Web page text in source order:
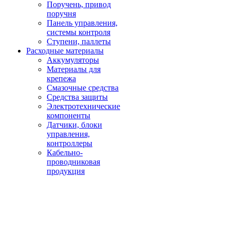
Поручень, привод
поручня
Панель управления,
системы контроля
Ступени, паллеты
Расходные материалы
Аккумуляторы
Материалы для
крепежа
Смазочные средства
Средства защиты
Электротехнические
компоненты
Датчики, блоки
управления,
контроллеры
Кабельно-
проводниковая
продукция